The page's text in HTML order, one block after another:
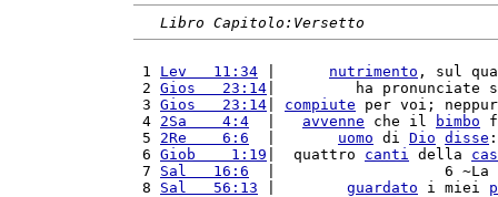
Libro Capitolo:Versetto
1 Lev   11:34 nutrimento , sul
2 Gios   23:14 |         ha pronunciate
3 Gios   23:14 compiute per voi;
4 2Sa    4:4 avvenne che il bimbo
5 2Re    6:6 uomo di Dio disse
6 Giob    1:19 |  quattro canti della
7 Sal   16:6
  |                   6 ~La
8 Sal   56:13 guardato i miei